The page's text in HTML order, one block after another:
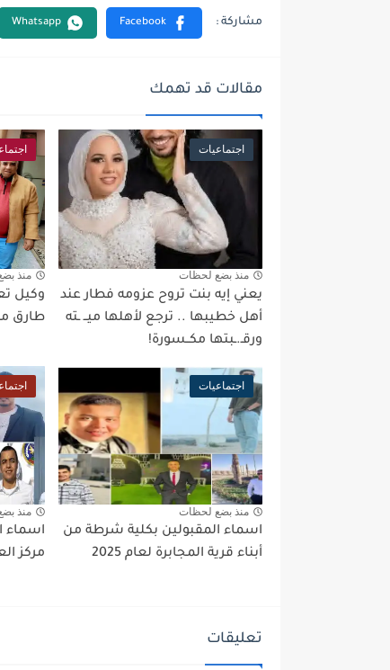
مقالات قد تهمك
اجتماعيات
منذ بضع لحظات
يعني إيه بنت تروح عزومه فطار عند
أهل خطيبها .. ترجع لأهلها ميــ ـته
ورقـ.ـبتها مكــسورة!
منذ
وكيل
طارق
اجتماعيات
منذ بضع لحظات
اسماء المقبولين بكلية شرطة من
أبناء قرية المجابرة لعام 2025
منذ
اسماء
مركز
تعليقات